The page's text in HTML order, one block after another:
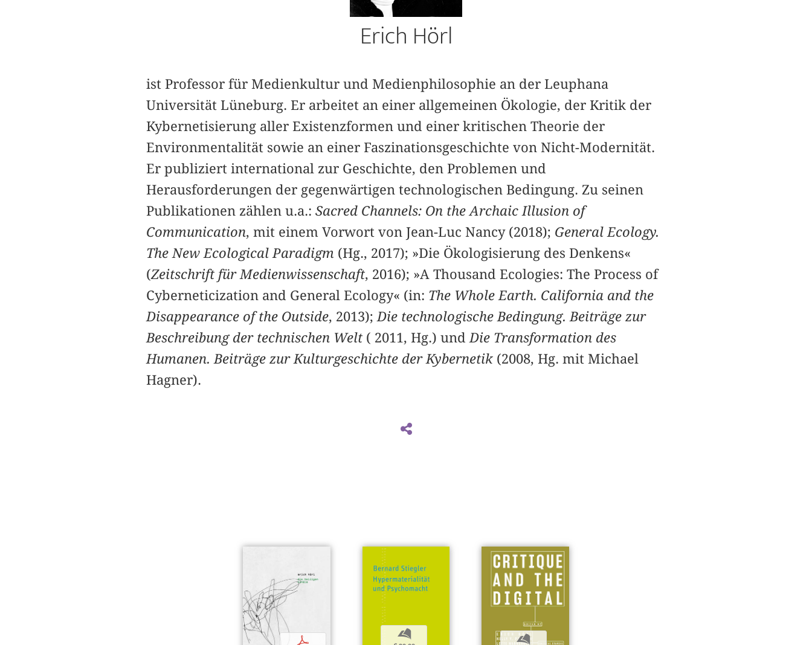
Erich Hörl
ist Professor für Medienkultur und Medienphilosophie an der Leuphana
Universität Lüneburg. Er arbeitet an einer allgemeinen Ökologie, der Kritik der
Kybernetisierung aller Existenzformen und einer kritischen Theorie der
Environmentalität sowie an einer Faszinationsgeschichte von Nicht-Modernität.
Er publiziert international zur Geschichte, den Problemen und
Herausforderungen der gegenwärtigen technologischen Bedingung. Zu seinen
Publikationen zählen u.a.: Sacred Channels: On the Archaic Illusion of
Communication, mit einem Vorwort von Jean-Luc Nancy (2018); General Ecology.
The New Ecological Paradigm (Hg., 2017); »Die Ökologisierung des Denkens«
(Zeitschrift für Medienwissenschaft, 2016); »A Thousand Ecologies: The Process of
Cyberneticization and General Ecology« (in: The Whole Earth. California and the
Disappearance of the Outside, 2013); Die technologische Bedingung. Beiträge zur
Beschreibung der technischen Welt ( 2011, Hg.) und Die Transformation des
Humanen. Beiträge zur Kulturgeschichte der Kybernetik (2008, Hg. mit Michael
Hagner).
p
b b